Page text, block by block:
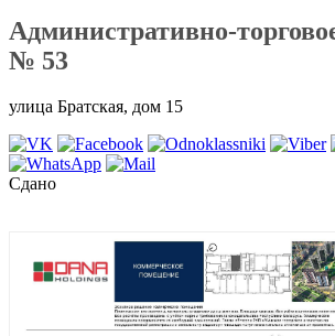
Административно-
№ 53
улица Братская, дом 15
Сдано